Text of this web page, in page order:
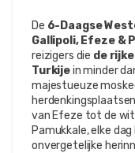
De 6-Daagse
Gallipoli, Efeze &
reizigers die de
Turkije in minder
majestueuze
van Efeze tot de
Pamukkale, elke
onvergetelijke